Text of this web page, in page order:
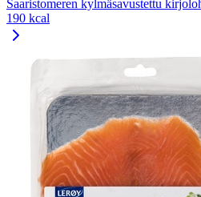
Saaristomeren kylmäsavustettu
190 kcal